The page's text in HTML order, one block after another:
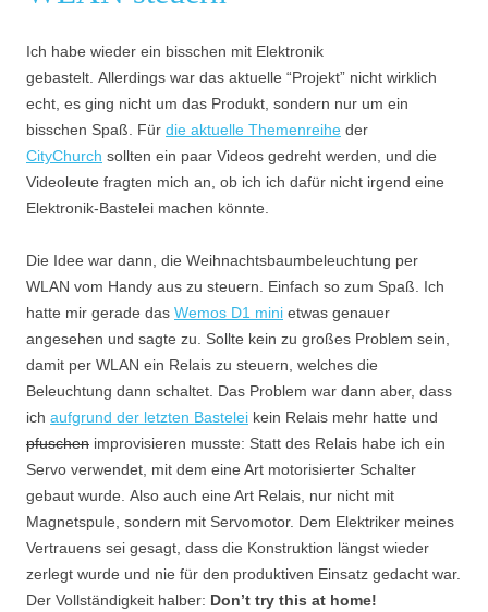
Ich habe wieder ein bisschen mit Elektronik
gebastelt. Allerdings war das aktuelle “Projekt” nicht wirklich
echt, es ging nicht um das Produkt, sondern nur um ein
bisschen Spaß. Für die aktuelle Themenreihe der
CityChurch sollten ein paar Videos gedreht werden, und die
Videoleute fragten mich an, ob ich ich dafür nicht irgend eine
Elektronik-Bastelei machen könnte.
Die Idee war dann, die Weihnachtsbaumbeleuchtung per
WLAN vom Handy aus zu steuern. Einfach so zum Spaß. Ich
hatte mir gerade das Wemos D1 mini etwas genauer
angesehen und sagte zu. Sollte kein zu großes Problem sein,
damit per WLAN ein Relais zu steuern, welches die
Beleuchtung dann schaltet. Das Problem war dann aber, dass
ich aufgrund der letzten Bastelei kein Relais mehr hatte und
pfuschen improvisieren musste: Statt des Relais habe ich ein
Servo verwendet, mit dem eine Art motorisierter Schalter
gebaut wurde. Also auch eine Art Relais, nur nicht mit
Magnetspule, sondern mit Servomotor. Dem Elektriker meines
Vertrauens sei gesagt, dass die Konstruktion längst wieder
zerlegt wurde und nie für den produktiven Einsatz gedacht war.
Der Vollständigkeit halber: Don’t try this at home!